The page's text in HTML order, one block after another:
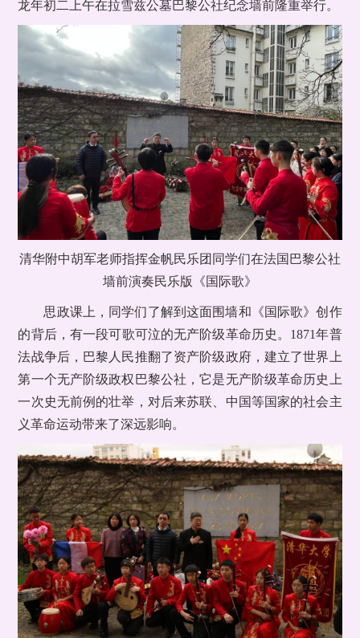
龙年初二上午在拉雪兹公墓巴黎公社纪念墙前隆重举行。
清华附中胡军老师指挥金帆民乐团同学们在法国巴黎公社
墙前演奏民乐版《国际歌》
思政课上，同学们了解到这面围墙和《国际歌》创作
的背后，有一段可歌可泣的无产阶级革命历史。1871年普
法战争后，巴黎人民推翻了资产阶级政府，建立了世界上
第一个无产阶级政权巴黎公社，它是无产阶级革命历史上
一次史无前例的壮举，对后来苏联、中国等国家的社会主
义革命运动带来了深远影响。